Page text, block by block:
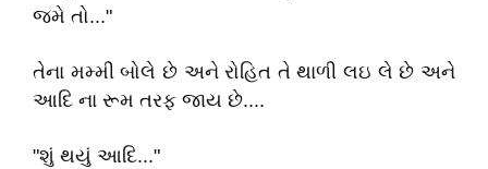
જમે તો..."
તેના મમ્મી બોલે છે અને રોહિત તે થાળી લઇ લે છે અને
આદિ ના રૂમ તરફ જાય છે....
"શું થયું આદિ..."